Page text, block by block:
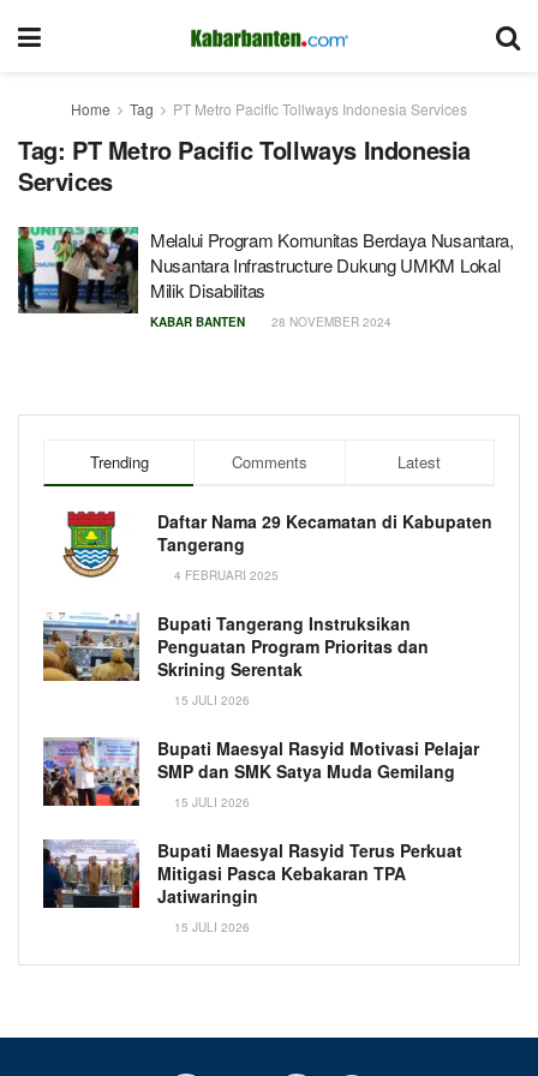
Home Tag PT Metro Pacific Tollways Indonesia Services
Tag: PT Metro Pacific Tollways Indonesia
Services
Melalui Program Komunitas Berdaya Nusantara,
Nusantara Infrastructure Dukung UMKM Lokal
Milik Disabilitas
KABAR BANTEN 28 NOVEMBER 2024
Trending Comments Latest
Daftar Nama 29 Kecamatan di Kabupaten
Tangerang
4 FEBRUARI 2025
Bupati Tangerang Instruksikan
Penguatan Program Prioritas dan
Skrining Serentak
15 JULI 2026
Bupati Maesyal Rasyid Motivasi Pelajar
SMP dan SMK Satya Muda Gemilang
15 JULI 2026
Bupati Maesyal Rasyid Terus Perkuat
Mitigasi Pasca Kebakaran TPA
Jatiwaringin
15 JULI 2026